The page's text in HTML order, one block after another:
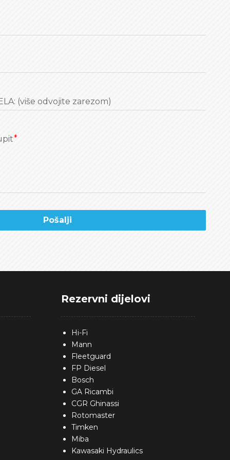
(više odvojite zarezom)
Pošalji
Rezervni dijelovi
Hi-Fi
Mann
Fleetguard
FP Diesel
Bosch
GA Ricambi
CGR Ghinassi
Rotomaster
Timken
Miba
Kawasaki Hydraulics